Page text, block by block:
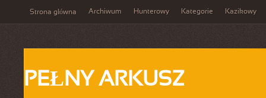
Strona główna Archiwum Hunterowy Kategorie Kazikowy
PEŁNY ARKUSZ